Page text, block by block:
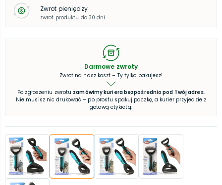
Zwrot pieniędzy
zwrot produktu do 30 dni
Darmowe zwroty
Zwrot na nasz koszt – Ty tylko pakujesz!
Po zgłoszeniu zwrotu zamówimy kuriera bezpośrednio pod Twój adres.
Nie musisz nic drukować – po prostu spakuj paczkę, a kurier przyjedzie z
gotową etykietą.